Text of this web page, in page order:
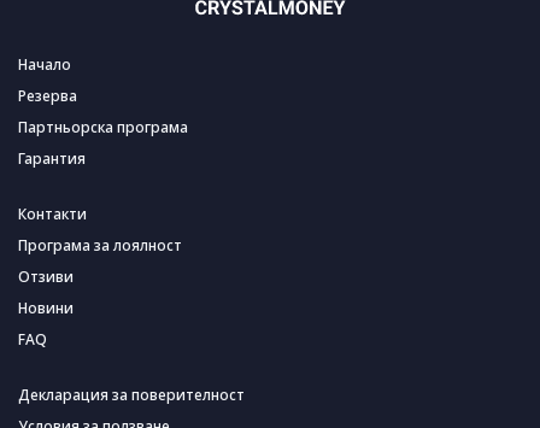
Начало
Резерва
Партньорска програма
Гарантия
Контакти
Програма за лоялност
Отзиви
Новини
FAQ
Декларация за поверителност